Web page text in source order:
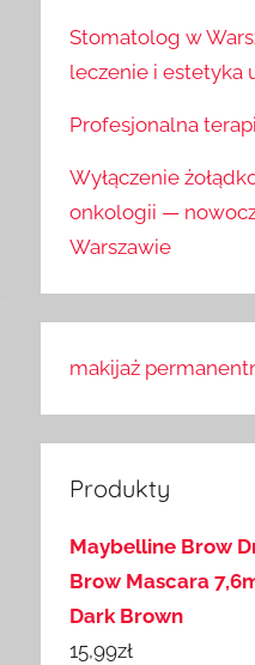
Stomatolog w
leczenie i estetyka
Profesjonalna
Wyłączenie
onkologii —
Warszawie
makijaż
Produkty
Maybelline Brow
Brow Mascara
Dark Brown
15,99zł